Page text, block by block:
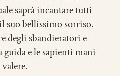
saprà incantare tutti
suo bellissimo sorriso.
degli sbandieratori e
e le sapienti mani